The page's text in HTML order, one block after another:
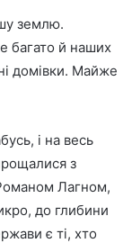
землю.
багато й наших
домівки. Майже
і на весь
з
Лагном,
до глибини
є ті, хто